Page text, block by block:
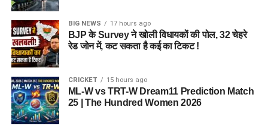
BIG NEWS 17 hours ago
BJP के Survey ने खोली विधायकों की पोल, 32 चेहरे
रेड जोन में, कट सकता है कई का टिकट !
CRICKET 15 hours ago
ML-W vs TRT-W Dream11 Prediction Match
25 | The Hundred Women 2026